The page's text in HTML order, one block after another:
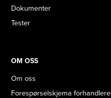
Dokumenter
Tester
OM OSS
Om oss
Forespørselskjema forhandlere